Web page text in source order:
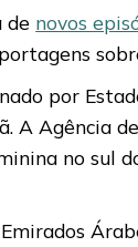
de novos
por
A Agência
no sul